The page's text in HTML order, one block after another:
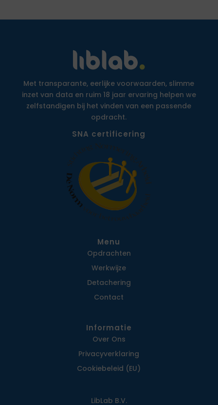
Met transparante, eerlijke voorwaarden, slimme
inzet van data en ruim 18 jaar ervaring helpen we
zelfstandigen bij het vinden van een passende
opdracht.
SNA certificering
Menu
Opdrachten
Werkwijze
Detachering
Contact
Informatie
Over Ons
Privacy­verklaring
Cookiebeleid (EU)
LibLab B.V.